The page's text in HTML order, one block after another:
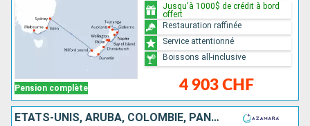
Pension complète 4 903 CHF
Jusqu'à 1000$ de crédit à bord
offert
Restauration raffinée
Service attentionné
Boissons all-inclusive
ÉTATS-UNIS, ARUBA, COLOMBIE, PANAMA, ÉQUATEUR, PÉROU